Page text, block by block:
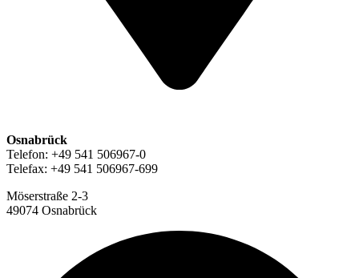
Osnabrück
Telefon: +49 541 506967-0
Telefax: +49 541 506967-699
Möserstraße 2-3
49074 Osnabrück